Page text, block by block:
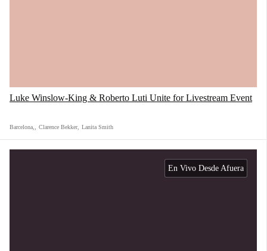
Luke Winslow-King & Roberto Luti Unite for Livestream Event
Barcelona, Clarence Bekker, Lanita Smith
En Vivo Desde Afuera